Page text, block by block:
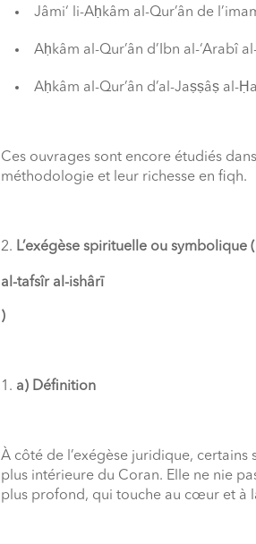
Jâmi‘ li-Aḥkâm al-Qur’ân de
Aḥkâm al-Qur’ân d’Ibn al-‘Arabî
Aḥkâm al-Qur’ân d’al-Jaṣṣâṣ al-
Ces ouvrages sont encore étudiés
méthodologie et leur richesse en fiqh.
L’exégèse spirituelle ou symbolique (
al-tafsîr al-ishârī
)
a) Définition
À côté de l’exégèse juridique, certains
plus intérieure du Coran. Elle ne nie
plus profond, qui touche au cœur et à